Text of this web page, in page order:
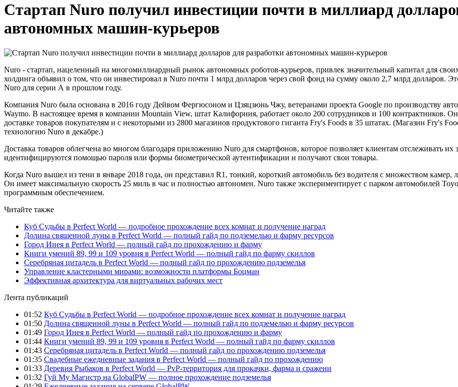
Стартап Nuro получил инвестиции почти в миллиард
автономных машин-курьеров
Nuro - стартап, нацеленный на многомиллиардный рынок автономных роботов-курьеров, привлек значительный капитал для
холдинга объявил о том, что он инвестировал в Nuro почти 1 млрд долларов через свой фонд на сумму около 2,7 млрд долларов.
Nuro для серии А в прошлом году.
Компания Nuro была основана в 2016 году Дейвом Фергюсоном и Цзяцзюнь Чжу, ветеранами проекта Google по производству
Waymo. В настоящее время в компании Mountain View, штат Калифорния, работает около 200 сотрудников и 100 контрактников.
доставке товаров покупателям и с некоторыми из 2800 магазинов продуктового гиганта Fry's Foods в 35 штатах. (Магазин Fry's
технологию Nuro в декабре.)
Доставка товаров облегчена во многом благодаря приложению Nuro для смартфонов, которое позволяет клиентам отслеживать
идентифицируются помощью пароля или формы биометрической аутентификации и получают свои товары.
Когда Nuro вышел из тени в январе 2018 года, он представил R1, тонкий, короткий автомобиль без водителя с множеством камер,
Он имеет максимальную скорость 25 миль в час и полностью автономен. Nuro также экспериментирует с парком автомобилей
программным обеспечением.
Читайте также
Куб Судьбы в Perfect World — подробное прохождение всех комнат и получение наград
Долина священной луны в Perfect World — полный гайд по подземелью и фарму ресурсов
Город Инея в Perfect World — полный гайд по прохождению и фарму
Книги умений 89, 99 и 109 уровня в Perfect World — полный гайд по фарму скиллов
Серебряная цитадель в Perfect World — полный гайд по прохождению подземелья
Управление кластерными мирами: возможности платформы Боцман
Эффективная архитектура для виртуальных рабочих мест
Лента публикаций
01:52 Куб Судьбы в Perfect World — подробное прохождение всех комнат и получение наград
01:50 Долина священной луны в Perfect World — полный гайд по подземелью и фарму ресурсов
01:49 Город Инея в Perfect World — полный гайд по прохождению и фарму
01:44 Книги умений 89, 99 и 109 уровня в Perfect World — полный гайд по фарму скиллов
01:43 Серебряная цитадель в Perfect World — полный гайд по прохождению подземелья
01:35 Свадебные ежедневные задания в Perfect World — полный гайд по прохождению
01:33 Деревня Рыбаков в Perfect World — PvP-территория для прокачки, фарма и сражени
01:32 Гуй Му Магистр на GlobalPW — полное прохождение подземелья